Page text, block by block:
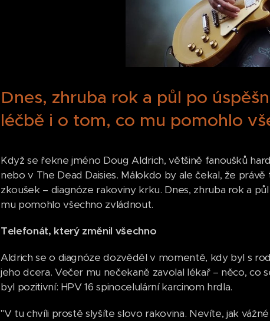
Dnes, zhruba rok a půl po
léčbě i o tom, co mu pomohlo
Když se řekne jméno Doug Aldrich, většině fanoušků
nebo v The Dead Daisies. Málokdo by ale čekal, že
zkoušek – diagnóze rakoviny krku. Dnes, zhruba rok a
mu pomohlo všechno zvládnout.
Telefonát, který změnil všechno
Aldrich se o diagnóze dozvěděl v momentě, kdy byl s
jeho dcera. Večer mu nečekaně zavolal lékař – něco, co
byl pozitivní: HPV 16 spinocelulární karcinom hrdla.
"V tu chvíli prostě slyšíte slovo rakovina. Nevíte, jak